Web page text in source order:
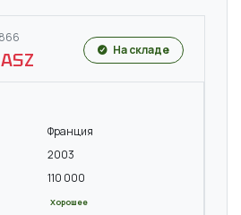
ASZ На складе
Франция
2003
110 000
Хорошее